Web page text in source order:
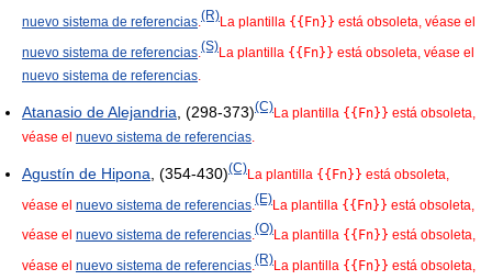
nuevo sistema de referencias (R)La plantilla {{Fn}} está obsoleta, véase el
nuevo sistema de referencias (S)La plantilla {{Fn}} está obsoleta, véase el
nuevo sistema de referencias.
Atanasio de Alejandria , (298-373)(C)La plantilla {{Fn}} está obsoleta,
véase el nuevo sistema de referencias.
Agustín de Hipona , (354-430)(C)La plantilla {{Fn}} está obsoleta,
véase el nuevo sistema de referencias (E)La plantilla {{Fn}} está obsoleta,
véase el nuevo sistema de referencias.(O)La plantilla {{Fn}} está obsoleta,
véase el nuevo sistema de referencias (R)La plantilla {{Fn}} está obsoleta,